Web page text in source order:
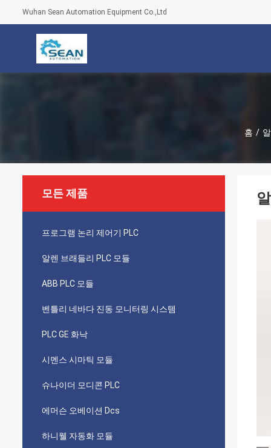
Wuhan Sean Automation Equipment Co.,Ltd
홈 /
모든 제품
프로그램 논리 제어기 PLC
알렌 브래들리 PLC 모듈
ABB PLC 모듈
벤틀리 네바다 진동 모니터링 시스템
PLC GE 화낙
시멘스 시마틱 모듈
슈나이더 모디콘 PLC
에머슨 오베이션 Dcs
하니웰 자동화 모듈